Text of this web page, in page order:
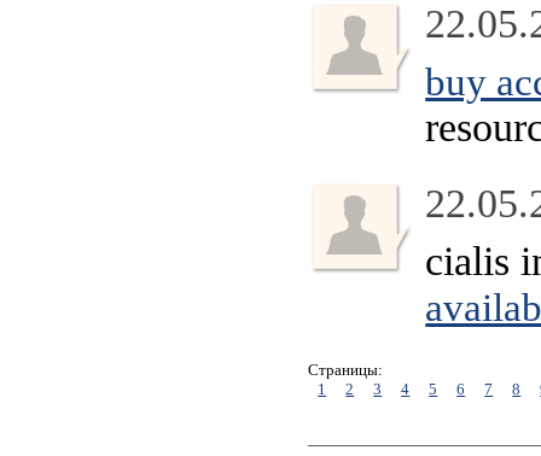
buy
cialis
Страницы:
1
2 3 4 5 6 7 8